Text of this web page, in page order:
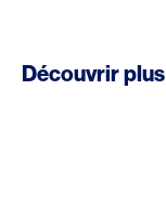
Découvrir plus